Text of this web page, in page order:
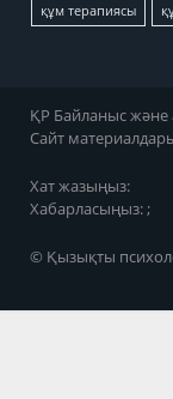
құм терапиясы
ҚР Байланыс және
Сайт
Хат жазыңыз:
Хабарласыңыз: ;
© Қызықты